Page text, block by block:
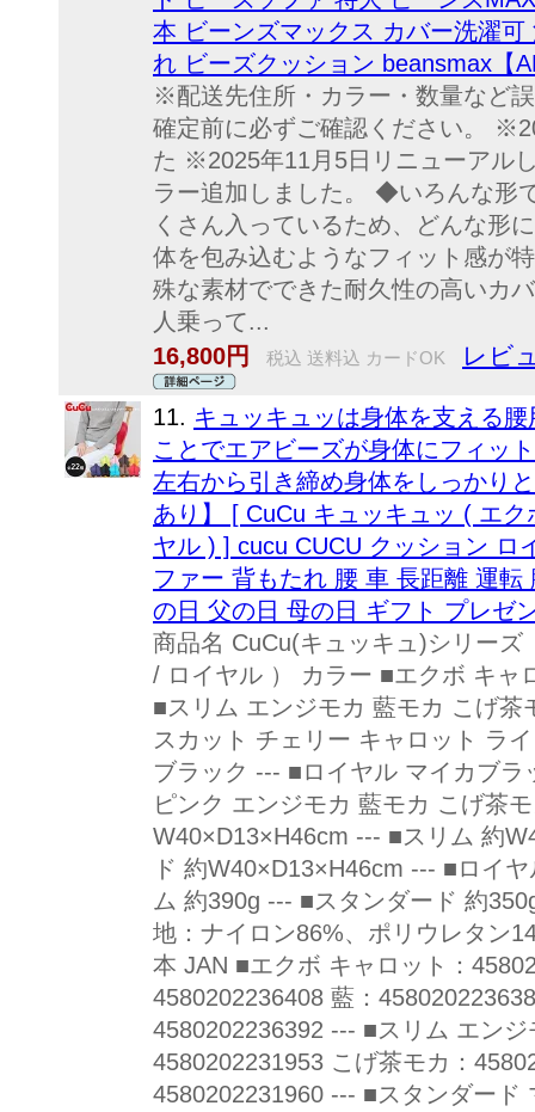
本 ビーンズマックス カバー洗濯
れ ビーズクッション beansmax【
※配送先住所・カラー・数量など
確定前に必ずご確認ください。
た ※2025年11月5日リニューアル
ラー追加しました。 ◆いろんな形
くさん入っているため、どんな形
体を包み込むようなフィット感が
殊な素材でできた耐久性の高いカ
人乗って...
16,800円
税込 送料込 カードOK レビ
11. キュッキュッは身体を支える
ことでエアビーズが身体にフィッ
左右から引き締め身体をしっかり
あり】 [ CuCu キュッキュッ ( エ
ヤル ) ] cucu CUCU クッション ロ
ファー 背もたれ 腰 車 長距離 運
の日 父の日 母の日 ギフト プレゼ
商品名 CuCu(キュッキュ)シリー
/ ロイヤル ） カラー ■エクボ キャ
■スリム エンジモカ 藍モカ こげ
スカット チェリー キャロット ラ
ブラック --- ■ロイヤル マイカブ
ピンク エンジモカ 藍モカ こげ茶
W40×D13×H46cm --- ■スリム 約
ド 約W40×D13×H46cm --- ■ロイ
ム 約390g --- ■スタンダード 約
地：ナイロン86%、ポリウレタン
本 JAN ■エクボ キャロット：
4580202236408 藍：
4580202236392 --- ■スリム エン
4580202231953 こげ茶モカ：
4580202231960 --- ■スタンダード